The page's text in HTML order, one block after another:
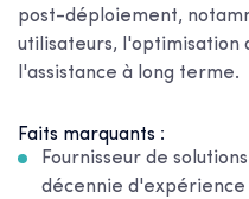
post-déploiement,
utilisateurs,
l'assistance à long terme.
Faits marquants :
Fournisseur de
décennie d'expérience